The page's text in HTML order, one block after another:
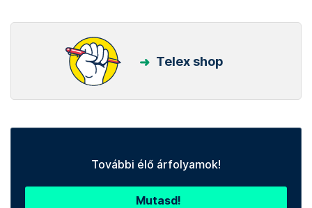
Telex shop
További élő árfolyamok!
Mutasd!